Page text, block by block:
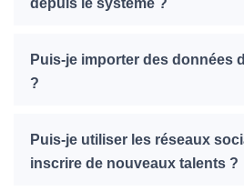
depuis le système ?
Puis-je importer des données
?
Puis-je utiliser les réseaux
inscrire de nouveaux talents ?